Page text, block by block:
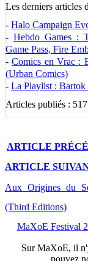
Les derniers articles
- Halo Campaign
-Hebdo Games :
Game Pass, Fire
-Comics en Vrac :
(Urban Comics)
- La Playlist : Bartok
Articles publiés :
ARTICLE
ARTICLE
Aux Origines du
(Third Editions)
MaXoE Festival
SurMaXoE, il
pouvez